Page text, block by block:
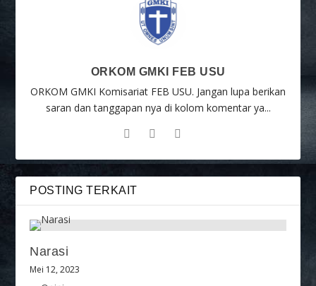
ORKOM GMKI FEB USU
ORKOM GMKI Komisariat FEB USU. Jangan lupa berikan
saran dan tanggapan nya di kolom komentar ya...
POSTING TERKAIT
Narasi
Mei 12, 2023